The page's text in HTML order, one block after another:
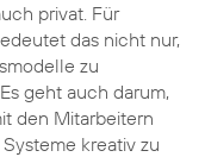
privat. Für
das nicht nur,
zu
geht auch darum,
den Mitarbeitern
kreativ zu